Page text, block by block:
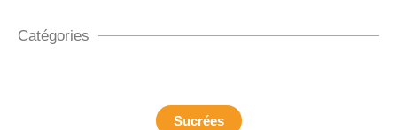
Catégories
Sucrées